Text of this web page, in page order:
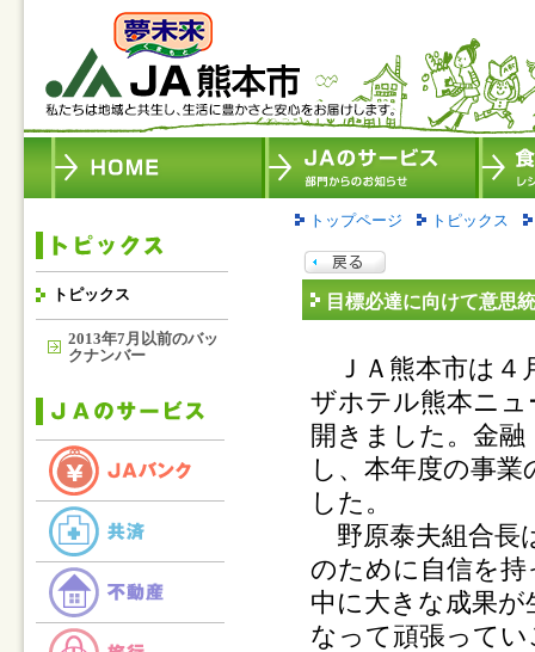
トピックス
2013年7月以前のバッ
クナンバー
トップページ トピックス
目標必達に向けて意思
ＪＡ熊本市は４
ザホテル熊本ニュ
開きました。金融
し、本年度の事
した。
野原泰夫組合長
のために自信を
中に大きな成果
なって頑張って